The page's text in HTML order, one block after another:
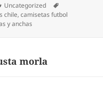
Categorías
Uncategorized
chile,camisetas futbol
y anchas
morla